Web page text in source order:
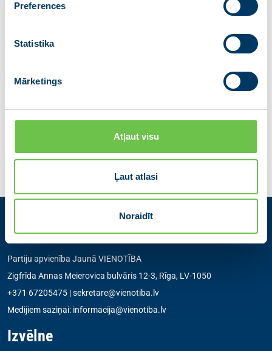
Preferences
Statistika
Mārketings
Atļaut visu
Ļaut atlasi
Noraidīt
Partiju apvienība JAUNĀ VIENOTĪBA
Kontakti
Partiju apvienība Jaunā VIENOTĪBA
Zigfrīda Annas Meierovica bulvāris 12-3, Rīga, LV-1050
+371 67205475 |sekretare@vienotiba.lv
Medijiem saziņai: informacija@vienotiba.lv
Izvēlne